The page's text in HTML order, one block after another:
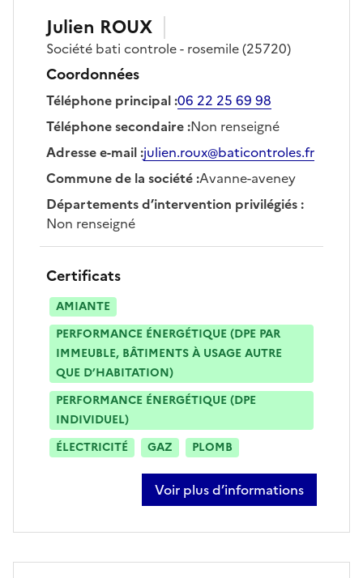
Julien ROUX
Société bati controle - rosemile(25720)
Coordonnées
Téléphone principal:06 22 25 69 98
Téléphone secondaire:Non renseigné
Adresse e-mail:julien.roux@baticontroles.fr
Commune de la société:Avanne-aveney
Départements d’intervention privilégiés:
Non renseigné
Certificats
AMIANTE
PERFORMANCE ÉNERGÉTIQUE (DPE PAR
IMMEUBLE, BÂTIMENTS À USAGE AUTRE
QUE D’HABITATION)
PERFORMANCE ÉNERGÉTIQUE (DPE
INDIVIDUEL)
ÉLECTRICITÉ
GAZ PLOMB
Voir plus d’informations
sur julien roux